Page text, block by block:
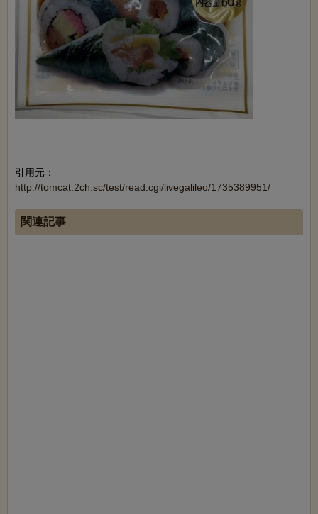
引用元：
http://tomcat.2ch.sc/test/read.cgi/livegalileo/1735389951/
関連記事